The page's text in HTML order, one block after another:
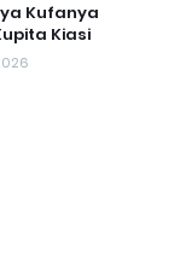
Kufanya
Kiasi